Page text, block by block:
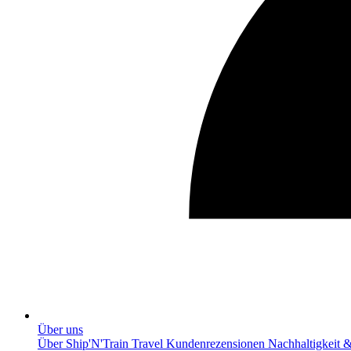
Über uns
Über Ship'N'Train Travel Kundenrezensionen Nachhaltigkeit